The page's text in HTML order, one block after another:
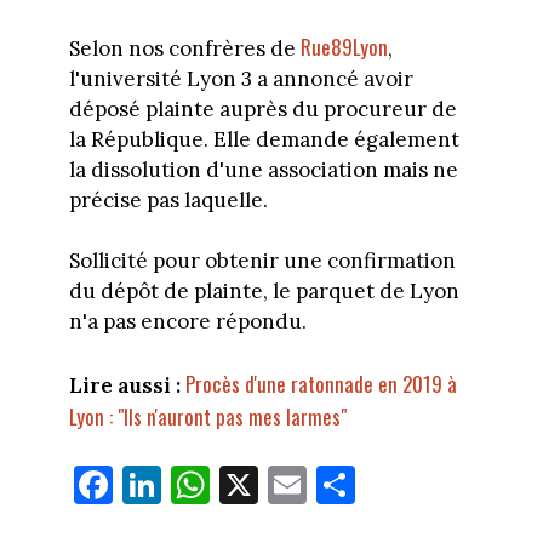
Selon nos confrères de Rue89Lyon,
l'université Lyon 3 a annoncé avoir
déposé plainte auprès du procureur de
la République. Elle demande également
la dissolution d'une association mais ne
précise pas laquelle.
Sollicité pour obtenir une confirmation
du dépôt de plainte, le parquet de Lyon
n'a pas encore répondu.
Lire aussi : Procès d'une ratonnade en 2019 à
Lyon : "Ils n'auront pas mes larmes"
Fa
ce
Li
nk
W
ha
X E
m
Pa